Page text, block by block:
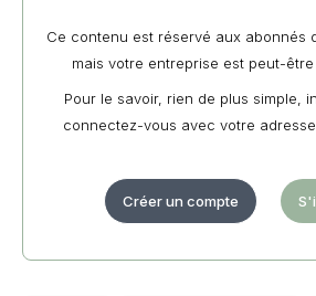
Ce contenu est réservé aux abonnés
mais votre entreprise est peut-
Pour le savoir, rien de plus simple,
connectez-vous avec votre
Créer un compte